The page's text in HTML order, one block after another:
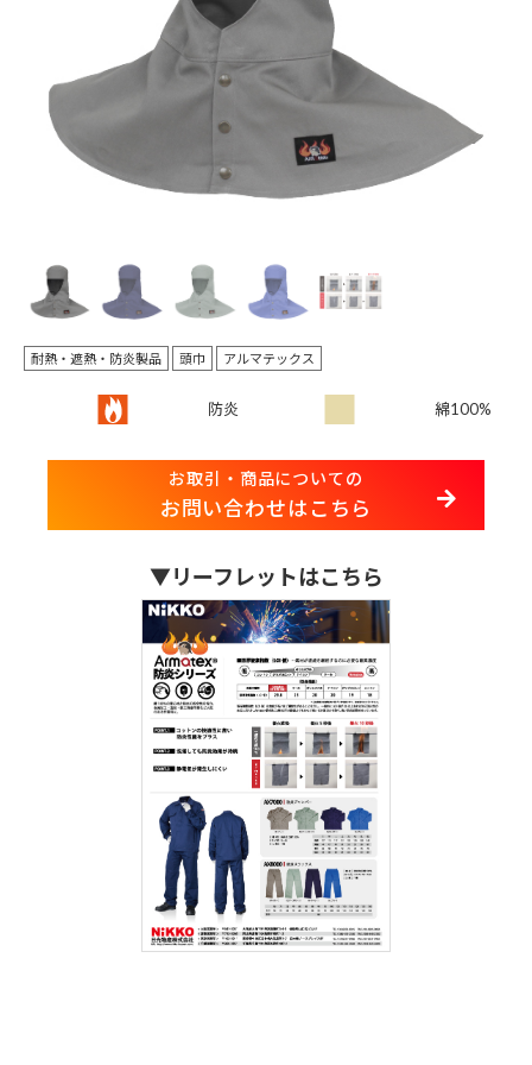
耐熱・遮熱・防炎製品 頭巾 アルマテックス
防炎 綿100%
お取引・商品についての
お問い合わせはこちら
▼リーフレットはこちら